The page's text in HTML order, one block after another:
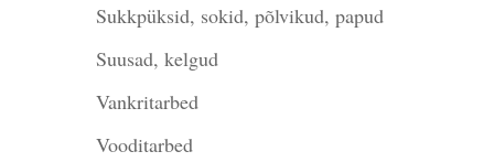
Sukkpüksid, sokid, põlvikud, papud
Suusad, kelgud
Vankritarbed
Vooditarbed